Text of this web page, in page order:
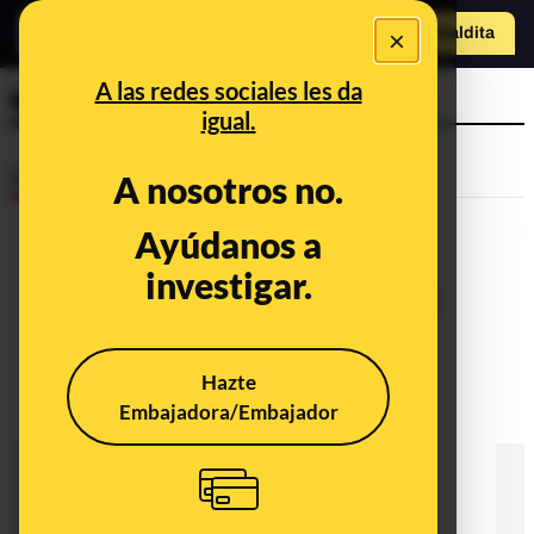
×
A las redes sociales les da
igual.
A nosotros no.
Ayúdanos a
investigar.
Hazte
Embajadora/Embajador
Hazte Maldita
María del Mar Blanco
¿Qué sabemos de este aplauso
Ángel Blanco? Es en un acto
homenaje a todas las víctimas del